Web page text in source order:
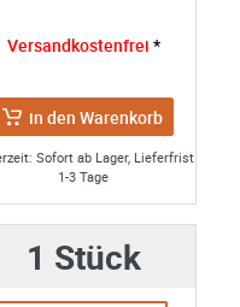
Angaben aus dem
meiner Anfrage
werden nach
Ihrer Anfrage gelöscht. Sie
für die Zukunft per E-
zum Umgang mit
Versandkostenfrei *
in den Warenkorb
Sofort ab Lager, Lieferfrist
1-3 Tage
1 Stück